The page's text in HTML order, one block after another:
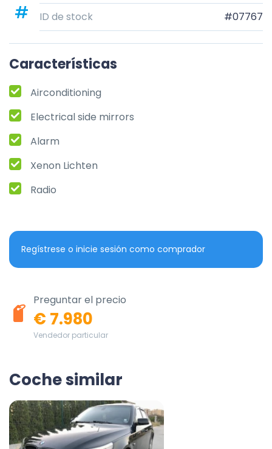
ID de stock
#07767
Características
Airconditioning
Electrical side mirrors
Alarm
Xenon Lichten
Radio
Regístrese o inicie sesión como comprador
Preguntar el precio
€ 7.980
Vendedor particular
Coche similar